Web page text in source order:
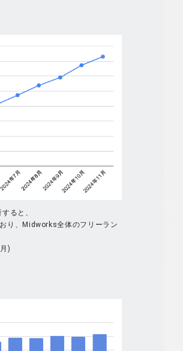
ると、
り、Midworks全体のフリーラン
)